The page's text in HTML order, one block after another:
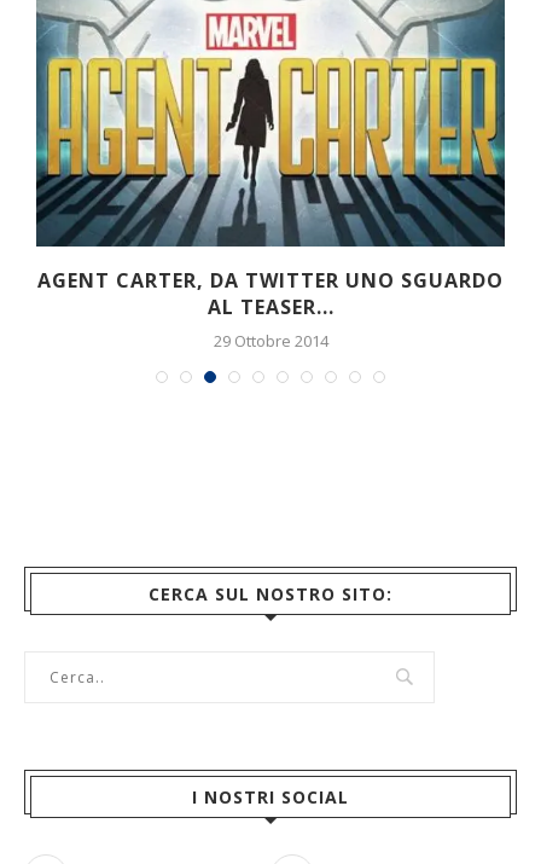
THOR: RAGNAROK, HELA (E CATE
BLANCHETT) SI PRESENTANO...
26 Ottobre 2017
CERCA SUL NOSTRO SITO:
I NOSTRI SOCIAL